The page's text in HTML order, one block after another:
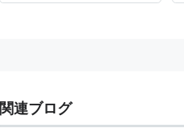
関連ブログ